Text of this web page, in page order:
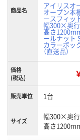
商品名 アイリスオ
オープン本
ースフィッ
幅300×奥
高さ
ールナット
カラーボッ
（直送品）
価格
(税込)
販売単位 1台
サイズ
幅300×奥
高さ